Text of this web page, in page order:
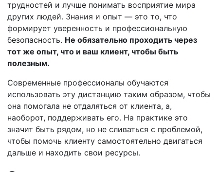
трудностей и лучше понимать восприятие мира
других людей. Знания и опыт — это то, что
формирует уверенность и профессиональную
безопасность. Не обязательно проходить через
тот же опыт, что и ваш клиент, чтобы быть
полезным.
Современные профессионалы обучаются
использовать эту дистанцию таким образом, чтобы
она помогала не отдаляться от клиента, а,
наоборот, поддерживать его. На практике это
значит быть рядом, но не сливаться с проблемой,
чтобы помочь клиенту самостоятельно двигаться
дальше и находить свои ресурсы.